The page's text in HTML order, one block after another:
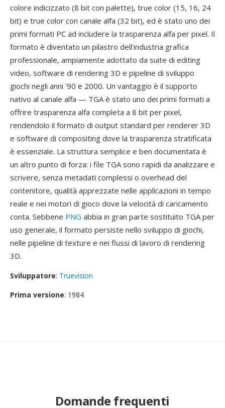
colore indicizzato (8 bit con palette), true color (15, 16, 24
bit) e true color con canale alfa (32 bit), ed è stato uno dei
primi formati PC ad includere la trasparenza alfa per pixel. Il
formato è diventato un pilastro dell'industria grafica
professionale, ampiamente adottato da suite di editing
video, software di rendering 3D e pipeline di sviluppo
giochi negli anni '90 e 2000. Un vantaggio è il supporto
nativo al canale alfa — TGA è stato uno dei primi formati a
offrire trasparenza alfa completa a 8 bit per pixel,
rendendolo il formato di output standard per renderer 3D
e software di compositing dove la trasparenza stratificata
è essenziale. La struttura semplice e ben documentata è
un altro punto di forza: i file TGA sono rapidi da analizzare e
scrivere, senza metadati complessi o overhead del
contenitore, qualità apprezzate nelle applicazioni in tempo
reale e nei motori di gioco dove la velocità di caricamento
conta. Sebbene PNG abbia in gran parte sostituito TGA per
uso generale, il formato persiste nello sviluppo di giochi,
nelle pipeline di texture e nei flussi di lavoro di rendering
3D.
Sviluppatore: Truevision
Prima versione: 1984
Domande frequenti